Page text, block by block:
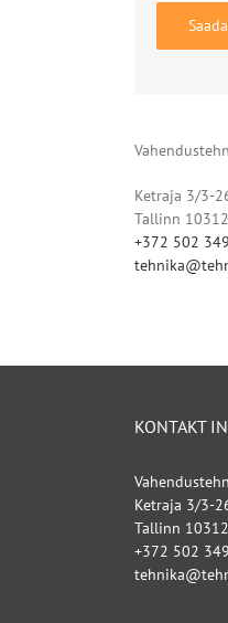
Ketraja 3/3-
Tallinn 10312
+372 502
KONTAKT
Ketraja 3/3-
Tallinn 10312
+372 502